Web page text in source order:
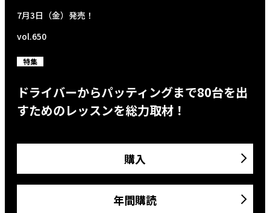
7月3日（金）発売！
vol.650
特集
ドライバーからパッティングまで80台を出
すためのレッスンを総力取材！
購入
年間購読